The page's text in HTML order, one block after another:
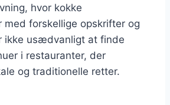
hvor kokke
med forskellige opskrifter og
ikke usædvanligt at finde
i restauranter, der
og traditionelle retter.